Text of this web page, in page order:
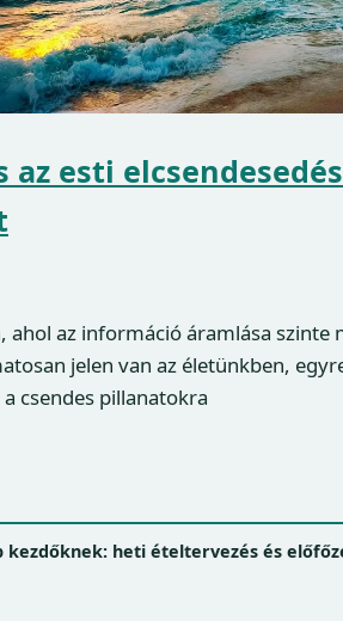
az esti
ahol az információ áramlása szinte
jelen van az életünkben,
csendes pillanatokra
kezdőknek: heti ételtervezés és